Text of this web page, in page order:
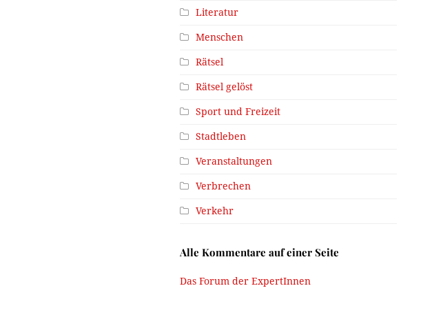
Literatur
Menschen
Rätsel
Rätsel gelöst
Sport und Freizeit
Stadtleben
Veranstaltungen
Verbrechen
Verkehr
Alle Kommentare auf einer Seite
Das Forum der ExpertInnen